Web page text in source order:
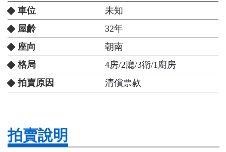
車位
未知
屋齡
32年
座向
朝南
格局
4房/2廳/3衛/1廚房
拍賣原因
清償票款
拍賣說明